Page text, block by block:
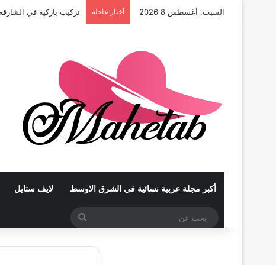
السبت, أغسطس 8 2026 أخبار عاجلة تركيب باركيه في أبوظبي
أكبر مجلة عربية نسائية في الشرق الاوسط لايف ستايل
بحث